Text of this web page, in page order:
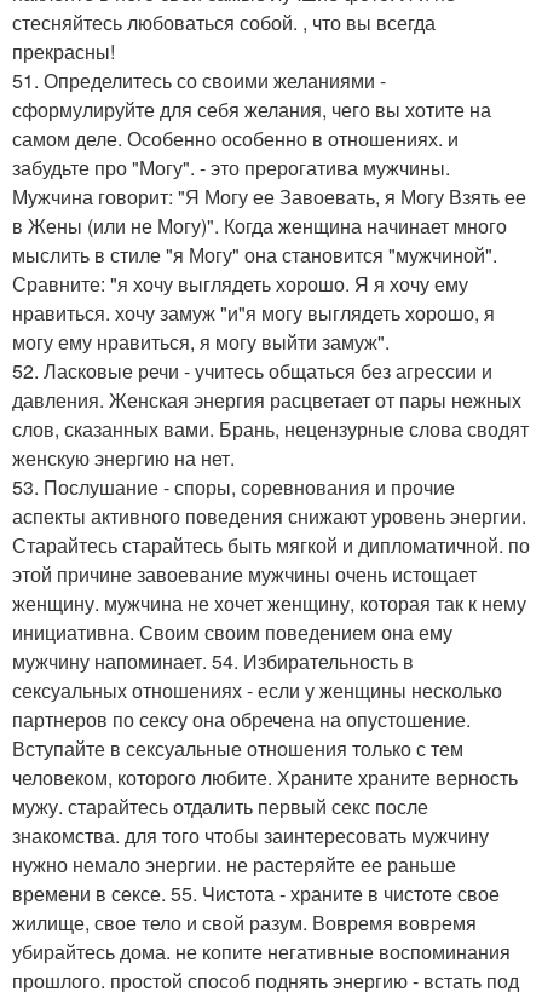
стесняйтесь любоваться собой. , что вы всегда
прекрасны!
51. Определитесь со своими желаниями -
сформулируйте для себя желания, чего вы хотите на
самом деле. Особенно особенно в отношениях. и
забудьте про "Могу". - это прерогатива мужчины.
Мужчина говорит: "Я Могу ее Завоевать, я Могу Взять ее
в Жены (или не Могу)". Когда женщина начинает много
мыслить в стиле "я Могу" она становится "мужчиной".
Сравните: "я хочу выглядеть хорошо. Я я хочу ему
нравиться. хочу замуж "и"я могу выглядеть хорошо, я
могу ему нравиться, я могу выйти замуж".
52. Ласковые речи - учитесь общаться без агрессии и
давления. Женская энергия расцветает от пары нежных
слов, сказанных вами. Брань, нецензурные слова сводят
женскую энергию на нет.
53. Послушание - споры, соревнования и прочие
аспекты активного поведения снижают уровень энергии.
Старайтесь старайтесь быть мягкой и дипломатичной. по
этой причине завоевание мужчины очень истощает
женщину. мужчина не хочет женщину, которая так к нему
инициативна. Своим своим поведением она ему
мужчину напоминает. 54. Избирательность в
сексуальных отношениях - если у женщины несколько
партнеров по сексу она обречена на опустошение.
Вступайте в сексуальные отношения только с тем
человеком, которого любите. Храните храните верность
мужу. старайтесь отдалить первый секс после
знакомства. для того чтобы заинтересовать мужчину
нужно немало энергии. не растеряйте ее раньше
времени в сексе. 55. Чистота - храните в чистоте свое
жилище, свое тело и свой разум. Вовремя вовремя
убирайтесь дома. не копите негативные воспоминания
прошлого. простой способ поднять энергию - встать под